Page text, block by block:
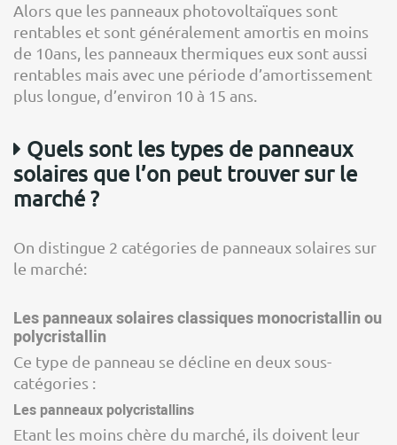
Alors que les panneaux photovoltaïques sont
rentables et sont généralement amortis en moins
de 10ans, les panneaux thermiques eux sont aussi
rentables mais avec une période d’amortissement
plus longue, d’environ 10 à 15 ans.
Quels sont les types de panneaux
solaires que l’on peut trouver sur le
marché ?
On distingue 2 catégories de panneaux solaires sur
le marché:
Les panneaux solaires classiques monocristallin ou
polycristallin
Ce type de panneau se décline en deux sous-
catégories :
Les panneaux polycristallins
Etant les moins chère du marché, ils doivent leur